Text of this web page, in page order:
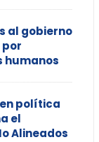
al gobierno
humanos
política
el
Alineados